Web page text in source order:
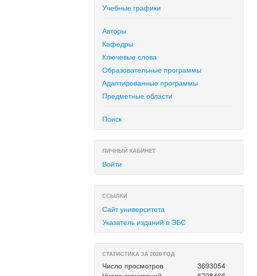
Учебные графики
Авторы
Кафедры
Ключевые слова
Образовательные программы
Адаптированные программы
Предметные области
Поиск
ЛИЧНЫЙ КАБИНЕТ
Войти
ССЫЛКИ
Сайт университета
Указатель изданий в ЭБС
СТАТИСТИКА ЗА 2026 ГОД
Число просмотров
3693054